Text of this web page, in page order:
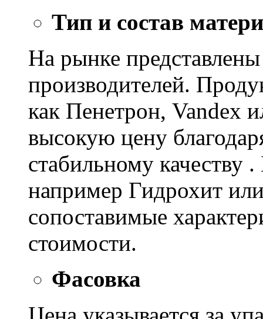
Тип и состав
На рынке
производителей.
как Пенетрон, Vandex
высокую цену
стабильному качеству
например Гидрохит
сопоставимые
стоимости.
Фасовка